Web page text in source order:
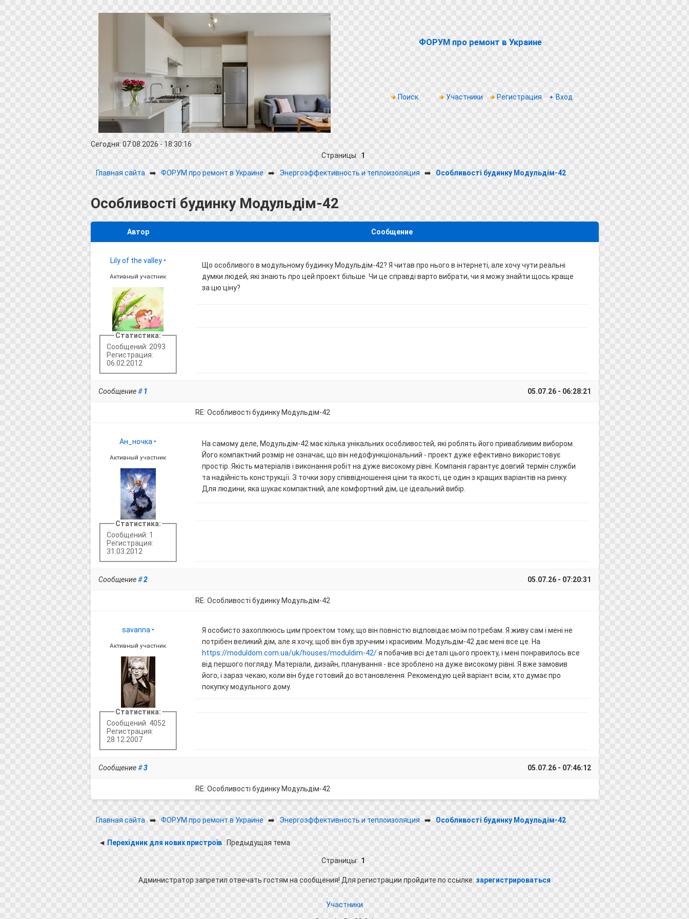
ФОРУМ про ремонт в Украине
Поиск Участники Регистрация Вход
Сегодня: 07.08.2026 - 18:30:16
Страницы: 1
Главная сайта ➡️ ФОРУМ про ремонт в Украине ➡️ Энергоэффективность и теплоизоляция ➡️ Особливості будинку Модульдім-42
Особливості будинку Модульдім-42
Автор Сообщение
Lily of the valley •
Активный участник
Статистика:
Сообщений: 2093
Регистрация:
06.02.2012
Що особливого в модульному будинку Модульдім-42? Я читав про нього в інтернеті, але хочу чути реальні
думки людей, які знають про цей проект більше. Чи це справді варто вибрати, чи я можу знайти щось краще
за цю ціну?
Сообщение#1 05.07.26 - 06:28:21
RE: Особливості будинку Модульдім-42
Ан_ночка •
Активный участник
Статистика:
Сообщений: 1
Регистрация:
31.03.2012
На самому деле, Модульдім-42 має кілька унікальних особливостей, які роблять його привабливим вибором.
Його компактний розмір не означає, що він недофункціональний - проект дуже ефективно використовує
простір. Якість матеріалів і виконання робіт на дуже високому рівні. Компанія гарантує довгий термін служби
та надійність конструкції. З точки зору співвідношення ціни та якості, це один з кращих варіантів на ринку.
Для людини, яка шукає компактний, але комфортний дім, це ідеальний вибір.
Сообщение#2 05.07.26 - 07:20:31
RE: Особливості будинку Модульдім-42
savanna •
Активный участник
Статистика:
Сообщений: 4052
Регистрация:
28.12.2007
Я особисто захоплююсь цим проектом тому, що він повністю відповідає моїм потребам. Я живу сам і мені не
потрібен великий дім, але я хочу, щоб він був зручним і красивим. Модульдім-42 дає мені все це. На
https://moduldom.com.ua/uk/houses/moduldim-42/я побачив всі деталі цього проекту, і мені понравилось все
від першого погляду. Матеріали, дизайн, планування - все зроблено на дуже високому рівні. Я вже замовив
його, і зараз чекаю, коли він буде готовий до встановлення. Рекомендую цей варіант всім, хто думає про
покупку модульного дому.
Сообщение#3 05.07.26 - 07:46:12
RE: Особливості будинку Модульдім-42
Главная сайта ➡️ ФОРУМ про ремонт в Украине ➡️ Энергоэффективность и теплоизоляция ➡️ Особливості будинку Модульдім-42
◄ Перехідник для нових пристроїв: Предыдущая тема
Страницы: 1
Администратор запретил отвечать гостям на сообщения! Для регистрации пройдите по ссылке: зарегистрироваться
Участники